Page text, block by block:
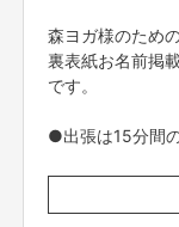
森ヨガ様のため
裏表紙お名前掲
です。
●出張は15分間
読み聞かせ出張